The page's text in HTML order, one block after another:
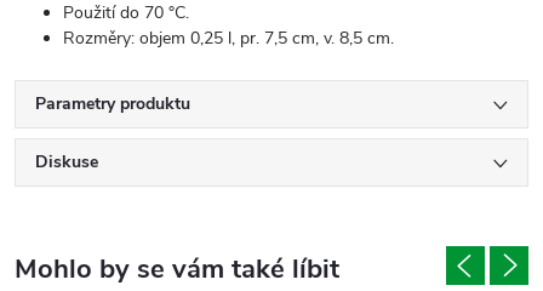
Použití do 70 °C.
Rozměry: objem 0,25 l, pr. 7,5 cm, v. 8,5 cm.
Parametry produktu
Diskuse